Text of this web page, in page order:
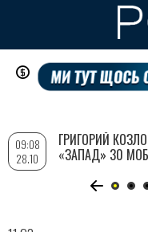
Перейти
содержанию
09:08
28.10
ГРИГОРИЙ
«ЗАПАД» 30